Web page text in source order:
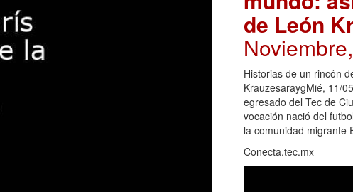
de León
Historias de un rincón
KrauzesaraygMié, 11/
egresado del Tec de
vocación nació del
la comunidad migrante
Conecta.tec.mx